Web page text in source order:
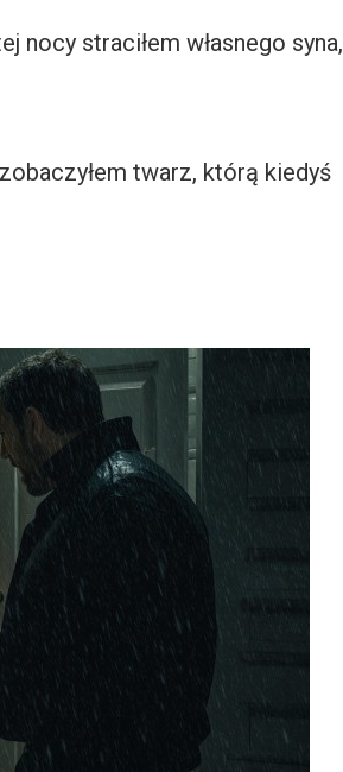
nocy straciłem własnego syna,
twarz, którą kiedyś